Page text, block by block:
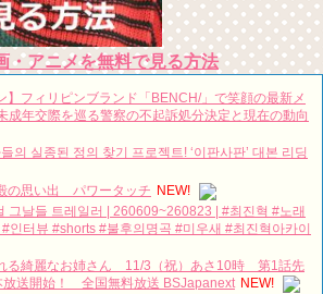
・アニメを無料で見る方法
】フィリピンブランド「BENCH/」で笑顔の最新メ
成年交際を巡る警察の不起訴処分決定と現在の動向
의 실종된 정의 찾기 프로젝트! ‘이판사판’ 대본 리딩
の思い出 パワータッチ NEW!
그날들 트레일러 | 260609~260823 | #최진혁 #노래
인터뷰 #shorts #불후의명곡 #미우새 #최진혁아카이
る綺麗なお姉さん 11/3（祝）あさ10時 第1話先
送開始！ 全国無料放送 BSJapanext NEW!